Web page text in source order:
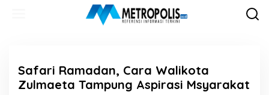
Safari Ramadan, Cara Walikota
Zulmaeta Tampung Aspirasi Msyarakat